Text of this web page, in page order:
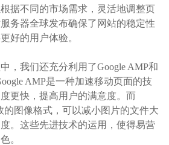
据不同的市场需求，灵活地调整页
务器全球发布确保了网站的稳定性
好的用户体验。
，我们还充分利用了Google AMP和
AMP是一种加速移动页面的技
更快，提高用户的满意度。而
的图像格式，可以减小图片的文件大
。这些先进技术的运用，使得易营
。